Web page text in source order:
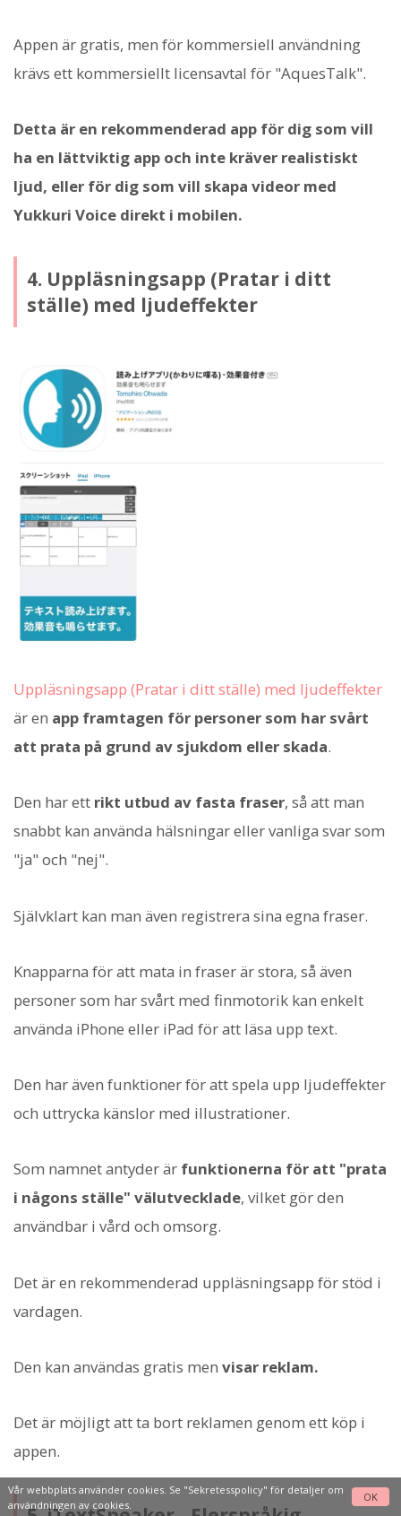
Appen är gratis, men för kommersiell användning
krävs ett kommersiellt licensavtal för "AquesTalk".
Detta är en rekommenderad app för dig som vill
ha en lättviktig app och inte kräver realistiskt
ljud, eller för dig som vill skapa videor med
Yukkuri Voice direkt i mobilen.
4. Uppläsningsapp (Pratar i ditt
ställe) med ljudeffekter
Uppläsningsapp (Pratar i ditt ställe) med ljudeffekter
är en app framtagen för personer som har svårt
att prata på grund av sjukdom eller skada.
Den har ett rikt utbud av fasta fraser, så att man
snabbt kan använda hälsningar eller vanliga svar som
"ja" och "nej".
Självklart kan man även registrera sina egna fraser.
Knapparna för att mata in fraser är stora, så även
personer som har svårt med finmotorik kan enkelt
använda iPhone eller iPad för att läsa upp text.
Den har även funktioner för att spela upp ljudeffekter
och uttrycka känslor med illustrationer.
Som namnet antyder är funktionerna för att "prata
i någons ställe" välutvecklade, vilket gör den
användbar i vård och omsorg.
Det är en rekommenderad uppläsningsapp för stöd i
vardagen.
Den kan användas gratis men visar reklam.
Det är möjligt att ta bort reklamen genom ett köp i
appen.
Vår webbplats använder cookies. Se "Sekretesspolicy" för detaljer om
användningen av cookies.
OK